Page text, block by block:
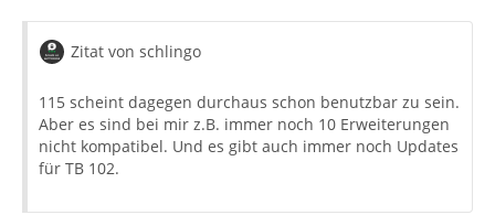
Zitat von schlingo
115 scheint dagegen durchaus schon benutzbar zu sein.
Aber es sind bei mir z.B. immer noch 10 Erweiterungen
nicht kompatibel. Und es gibt auch immer noch Updates
für TB 102.